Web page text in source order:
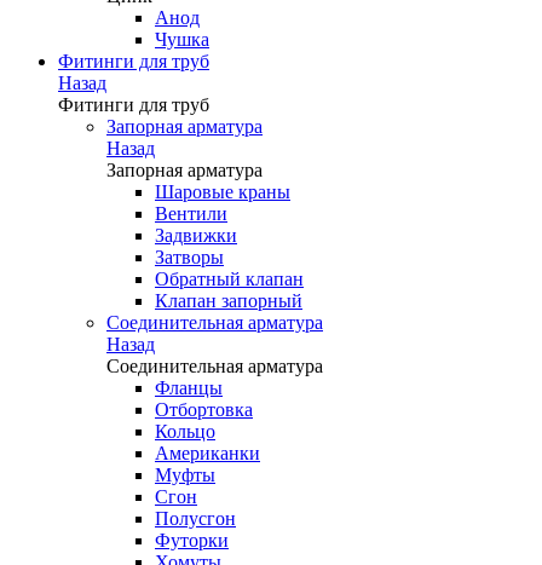
Анод
Чушка
Фитинги для труб
Назад
Фитинги для труб
Запорная арматура
Назад
Запорная арматура
Шаровые краны
Вентили
Задвижки
Затворы
Обратный клапан
Клапан запорный
Соединительная арматура
Назад
Соединительная арматура
Фланцы
Отбортовка
Кольцо
Американки
Муфты
Сгон
Полусгон
Футорки